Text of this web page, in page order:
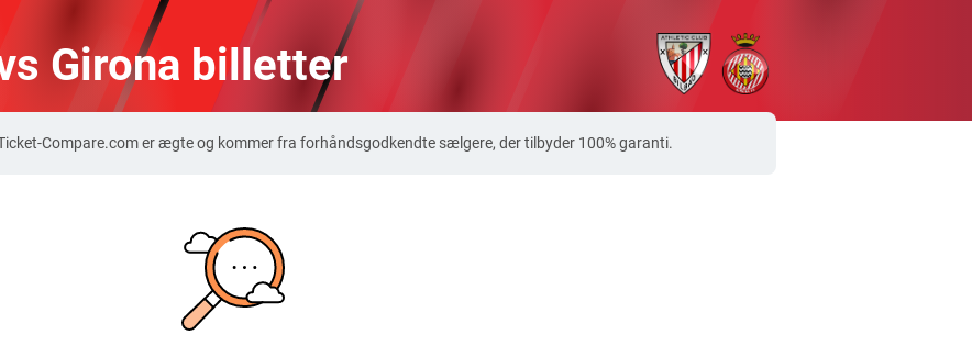
Girona billetter
Compare.com er ægte og kommer fra forhåndsgodkendte sælgere, der tilbyder 100% garanti.